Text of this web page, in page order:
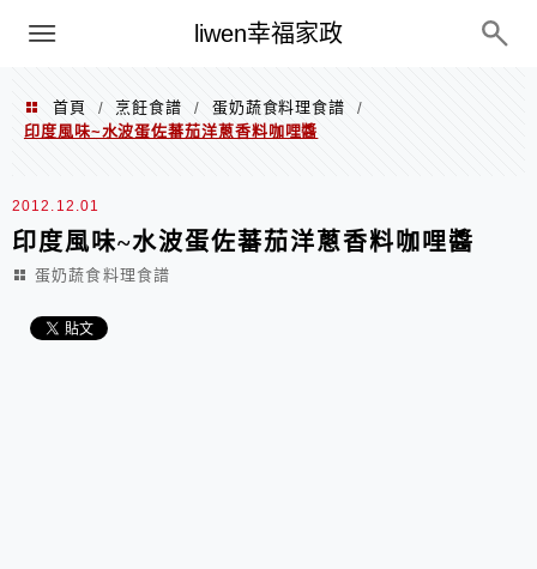
liwen幸福家政
menu
首頁 / 烹飪食譜 / 蛋奶蔬食料理食譜
/
印度風味~水波蛋佐蕃茄洋蔥香料咖哩醬
2012.12.01
印度風味~水波蛋佐蕃茄洋蔥香料咖哩醬
蛋奶蔬食料理食譜